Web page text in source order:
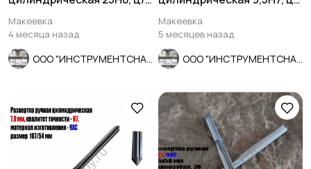
х, 9ХС, 231/115 мм, Z8,
СССР.
Макеевка
4 месяца назад
х, 9ХС, Z6, 124/62 мм,
СССР.
Макеевка
5 месяцев назад